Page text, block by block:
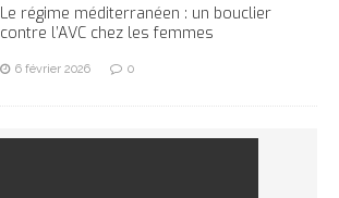
Le régime méditerranéen : un bouclier
contre l’AVC chez les femmes
6 février 2026 0